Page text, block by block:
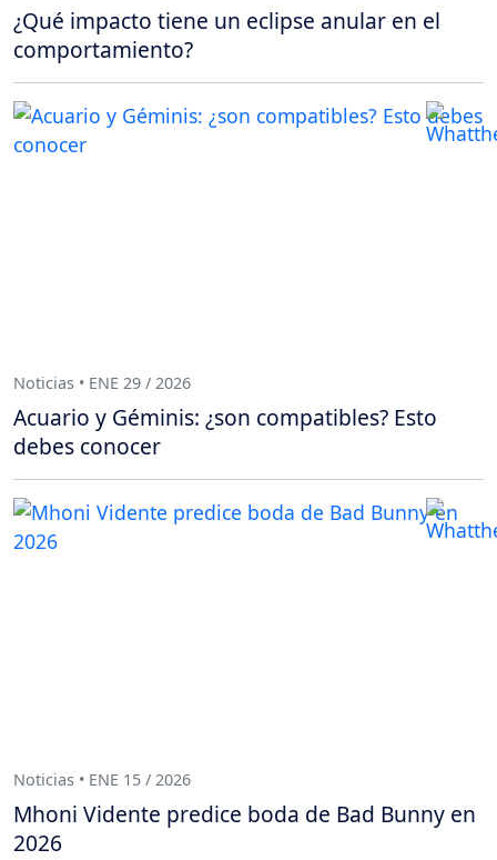
¿Qué impacto tiene un eclipse anular en el
comportamiento?
Noticias • ENE 29 / 2026
Acuario y Géminis: ¿son compatibles? Esto
debes conocer
Noticias • ENE 15 / 2026
Mhoni Vidente predice boda de Bad Bunny en
2026